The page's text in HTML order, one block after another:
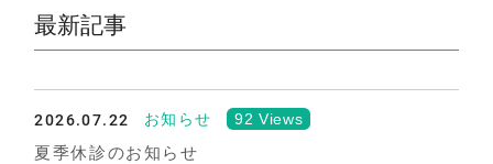
最新記事
2026.07.22 お知らせ 92 Views
夏季休診のお知らせ